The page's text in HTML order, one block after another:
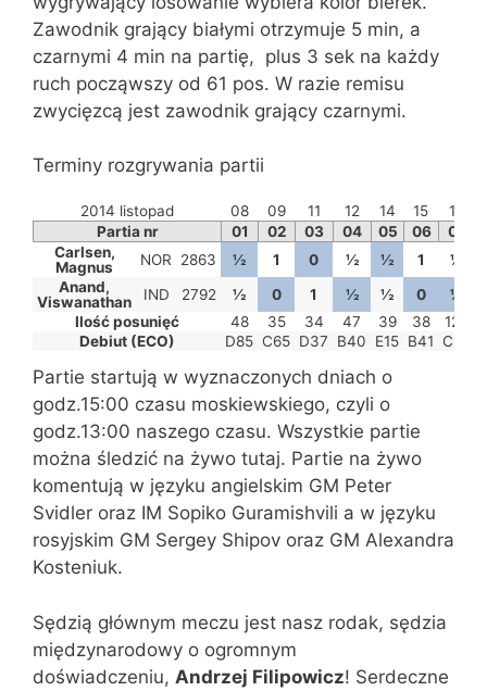
Zawodnik grający białymi otrzymuje 5 min, a
czarnymi 4 min na partię, plus 3 sek na każdy
ruch począwszy od 61 pos. W razie remisu
zwycięzcą jest zawodnik grający czarnymi.
Terminy rozgrywania partii
2014 listopad 08 09 11 12 14 15 17
Partia nr
01 02 03 04 05 06 07
Carlsen,
Magnus
NOR 2863 ½ 1 0 ½ ½ 1
½
Anand,
Viswanathan
IND 2792 ½ 0 1 ½ ½ 0
½
Ilość posunięć
48 35 34 47 39 38 122
Debiut (ECO)
D85 C65 D37 B40 E15 B41 C67
Partie startują w wyznaczonych dniach o
godz.15:00 czasu moskiewskiego, czyli o
godz.13:00 naszego czasu. Wszystkie partie
można śledzić na żywo tutaj. Partie na żywo
komentują w języku angielskim GM Peter
Svidler oraz IM Sopiko Guramishvili a w języku
rosyjskim GM Sergey Shipov oraz GM Alexandra
Kosteniuk.
Sędzią głównym meczu jest nasz rodak, sędzia
międzynarodowy o ogromnym
doświadczeniu, Andrzej Filipowicz! Serdeczne